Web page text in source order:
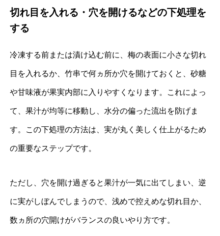
切れ目を入れる・穴を開けるなどの下処理を
する
冷凍する前または漬け込む前に、梅の表面に小さな切れ
目を入れるか、竹串で何ヵ所か穴を開けておくと、砂糖
や甘味液が果実内部に入りやすくなります。これによっ
て、果汁が均等に移動し、水分の偏った流出を防げま
す。この下処理の方法は、実が丸く美しく仕上がるため
の重要なステップです。
ただし、穴を開け過ぎると果汁が一気に出てしまい、逆
に実がしぼんでしまうので、浅めで控えめな切れ目か、
数ヵ所の穴開けがバランスの良いやり方です。